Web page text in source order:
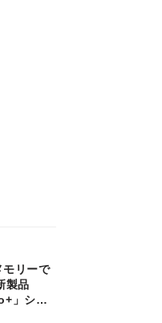
リーで
製品
」シリ